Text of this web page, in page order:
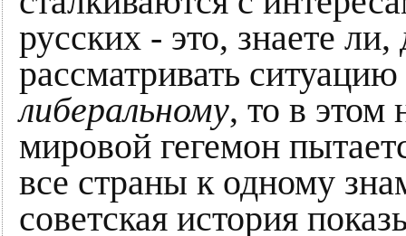
русских - это, знаете
рассматривать
либеральному, то в этом
мировой гегемон
все страны к одному
советская история